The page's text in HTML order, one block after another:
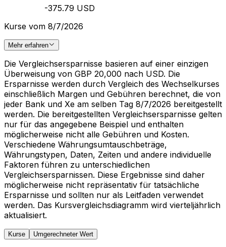
-375.79 USD
Kurse vom 8/7/2026
Mehr erfahren
Die Vergleichsersparnisse basieren auf einer einzigen
Überweisung von GBP 20,000 nach USD. Die
Ersparnisse werden durch Vergleich des Wechselkurses
einschließlich Margen und Gebühren berechnet, die von
jeder Bank und Xe am selben Tag 8/7/2026 bereitgestellt
werden. Die bereitgestellten Vergleichsersparnisse gelten
nur für das angegebene Beispiel und enthalten
möglicherweise nicht alle Gebühren und Kosten.
Verschiedene Währungsumtauschbeträge,
Währungstypen, Daten, Zeiten und andere individuelle
Faktoren führen zu unterschiedlichen
Vergleichsersparnissen. Diese Ergebnisse sind daher
möglicherweise nicht repräsentativ für tatsächliche
Ersparnisse und sollten nur als Leitfaden verwendet
werden. Das Kursvergleichsdiagramm wird vierteljährlich
aktualisiert.
Kurse Umgerechneter Wert